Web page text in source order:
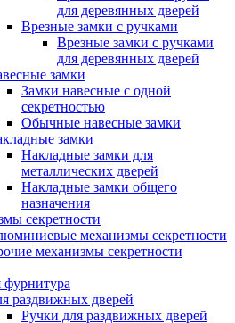
для деревянных дверей
Врезные замки с ручками
Врезные замки с ручками
для деревянных дверей
замки
Замки навесные с одной
секретностью
Обычные навесные замки
замки
Накладные замки для
металлических дверей
Накладные замки общего
назначения
секретности
механизмы секретности
механизмы секретности
фурнитура
раздвижных дверей
Ручки для раздвижных дверей